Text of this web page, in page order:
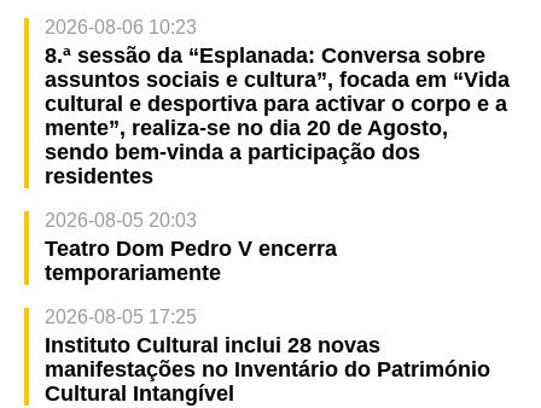
2026-08-06 10:23
8.ª sessão da “Esplanada: Conversa sobre
assuntos sociais e cultura”, focada em “Vida
cultural e desportiva para activar o corpo e a
mente”, realiza-se no dia 20 de Agosto,
sendo bem-vinda a participação dos
residentes
2026-08-05 20:03
Teatro Dom Pedro V encerra
temporariamente
2026-08-05 17:25
Instituto Cultural inclui 28 novas
manifestações no Inventário do Património
Cultural Intangível